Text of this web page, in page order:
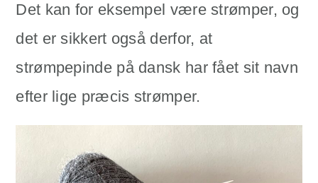
Det kan for eksempel være strømper, og
det er sikkert også derfor, at
strømpepinde på dansk har fået sit navn
efter lige præcis strømper.